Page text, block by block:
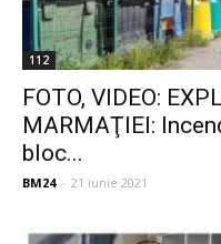
112
FOTO, VIDEO:
MARMAŢIEI:
bloc...
BM24 - 21 iunie 2021